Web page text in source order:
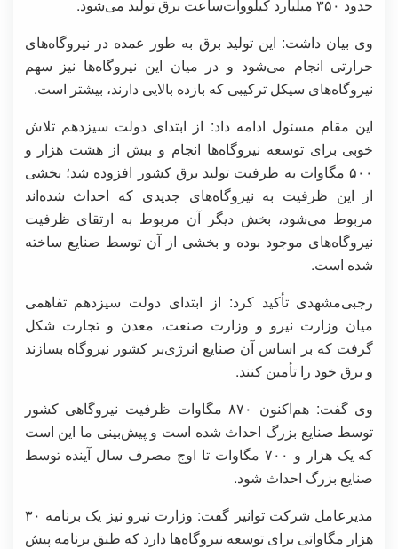
حدود ۳۵۰ میلیارد کیلووات‌ساعت برق تولید می‌شود.
وی بیان داشت: این تولید برق به طور عمده در نیروگاه‌های
حرارتی انجام می‌شود و در میان این نیروگاه‌ها نیز سهم
نیروگاه‌های سیکل ترکیبی که بازده بالایی دارند، بیشتر است.
این مقام مسئول ادامه داد: از ابتدای دولت سیزدهم تلاش
خوبی برای توسعه نیروگاه‌ها انجام و بیش از هشت هزار و
۵۰۰ مگاوات به ظرفیت تولید برق کشور افزوده شد؛ بخشی
از این ظرفیت به نیروگاه‌های جدیدی که احداث شده‌اند
مربوط می‌شود، بخش دیگر آن مربوط به ارتقای ظرفیت
نیروگاه‌های موجود بوده و بخشی از آن توسط صنایع ساخته
شده است.
ر️جبی‌مشهدی تأکید کرد: از ابتدای دولت سیزدهم تفاهمی
میان وزارت نیرو و وزارت صنعت، معدن و تجارت شکل
گرفت که بر اساس آن صنایع انرژی‌بر کشور نیروگاه بسازند
و برق خود را تأمین کنند.
و️ی گفت: هم‌اکنون ۸۷۰ مگاوات ظرفیت نیروگاهی کشور
توسط صنایع بزرگ احداث شده است و پیش‌بینی ما این است
که یک هزار و ۷۰۰ مگاوات تا اوج مصرف سال آینده توسط
صنایع بزرگ احداث شود.
مدیرعامل شرکت توانیر گفت: وزارت نیرو نیز یک برنامه ۳۰
هزار مگاواتی برای توسعه نیروگاه‌ها دارد که طبق برنامه پیش